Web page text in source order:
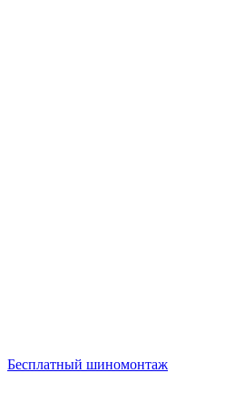
Бесплатный шиномонтаж